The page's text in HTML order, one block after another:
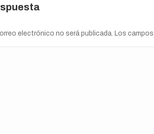
electrónico no será publicada. Los